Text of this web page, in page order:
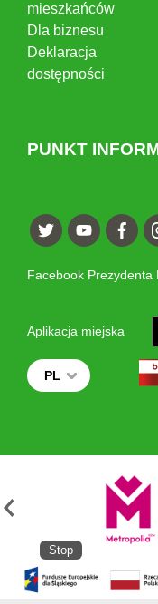
mieszkańców
Dla biznesu
Deklaracja
dostępności
PUNKT
Facebook Prezydenta
Aplikacja miejska
PL
Stop